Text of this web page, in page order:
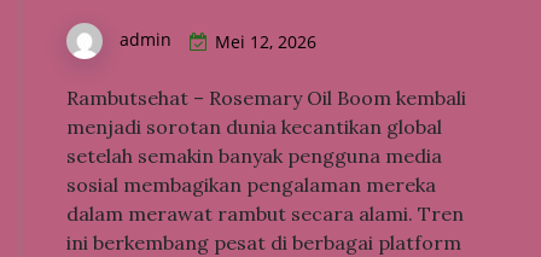
admin Mei 12, 2026
Rambutsehat – Rosemary Oil Boom kembali
menjadi sorotan dunia kecantikan global
setelah semakin banyak pengguna media
sosial membagikan pengalaman mereka
dalam merawat rambut secara alami. Tren
ini berkembang pesat di berbagai platform